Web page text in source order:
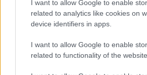
I want to allow Google to enable
related to analytics like cookies on
device identifiers in apps.
I want to allow Google to enable
related to functionality of the
nagy család, gyerekek, unokák.
hagyomány."